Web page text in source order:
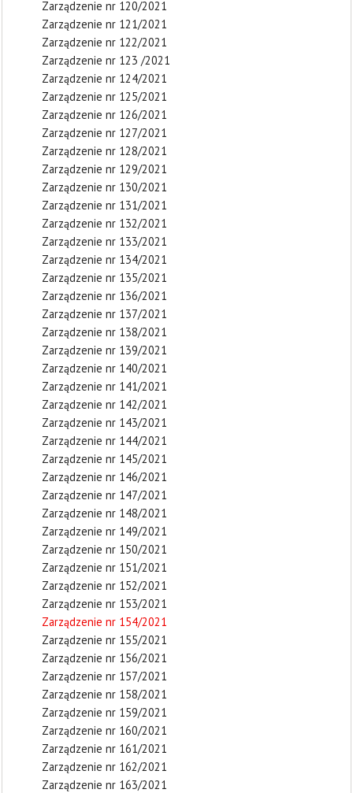
Zarządzenie nr 120/2021
Zarządzenie nr 121/2021
Zarządzenie nr 122/2021
Zarządzenie nr 123 /2021
Zarządzenie nr 124/2021
Zarządzenie nr 125/2021
Zarządzenie nr 126/2021
Zarządzenie nr 127/2021
Zarządzenie nr 128/2021
Zarządzenie nr 129/2021
Zarządzenie nr 130/2021
Zarządzenie nr 131/2021
Zarządzenie nr 132/2021
Zarządzenie nr 133/2021
Zarządzenie nr 134/2021
Zarządzenie nr 135/2021
Zarządzenie nr 136/2021
Zarządzenie nr 137/2021
Zarządzenie nr 138/2021
Zarządzenie nr 139/2021
Zarządzenie nr 140/2021
Zarządzenie nr 141/2021
Zarządzenie nr 142/2021
Zarządzenie nr 143/2021
Zarządzenie nr 144/2021
Zarządzenie nr 145/2021
Zarządzenie nr 146/2021
Zarządzenie nr 147/2021
Zarządzenie nr 148/2021
Zarządzenie nr 149/2021
Zarządzenie nr 150/2021
Zarządzenie nr 151/2021
Zarządzenie nr 152/2021
Zarządzenie nr 153/2021
Zarządzenie nr 154/2021
Zarządzenie nr 155/2021
Zarządzenie nr 156/2021
Zarządzenie nr 157/2021
Zarządzenie nr 158/2021
Zarządzenie nr 159/2021
Zarządzenie nr 160/2021
Zarządzenie nr 161/2021
Zarządzenie nr 162/2021
Zarządzenie nr 163/2021